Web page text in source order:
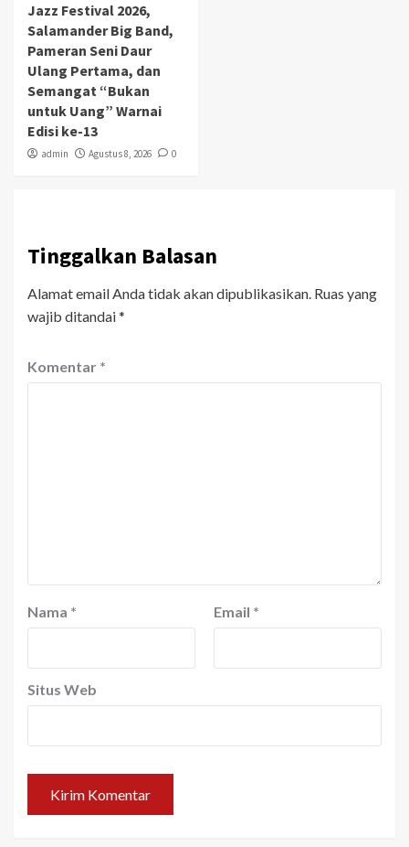
Jazz Festival 2026,
Salamander Big Band,
Pameran Seni Daur
Ulang Pertama, dan
Semangat “Bukan
untuk Uang” Warnai
Edisi ke-13
admin Agustus 8, 2026 0
Tinggalkan Balasan
Alamat email Anda tidak akan dipublikasikan. Ruas yang
wajib ditandai*
Komentar *
Nama * Email *
Situs Web